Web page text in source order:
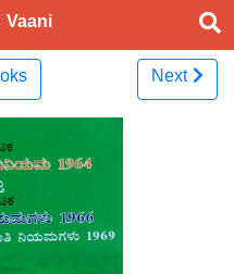
Vaani
Next